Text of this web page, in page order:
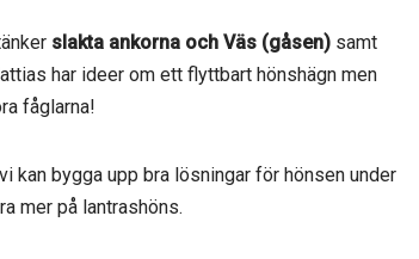
slakta ankorna och Väs (gåsen) samt
har ideer om ett flyttbart hönshägn men
fåglarna!
kan bygga upp bra lösningar för hönsen under
mer på lantrashöns.